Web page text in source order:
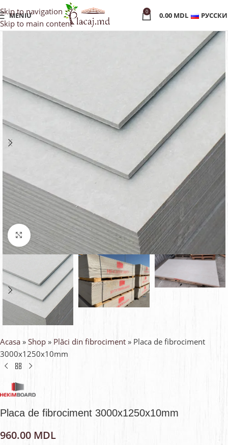
Skip to navigation
Skip to main content
MENIU 0 0.00 MDL
Faceți click pentru a mări
Acasa » Shop » Plăci din fibrociment » Placa de fibrociment
3000x1250x10mm
Placa de fibrociment 3000x1250x10mm
960.00 MDL